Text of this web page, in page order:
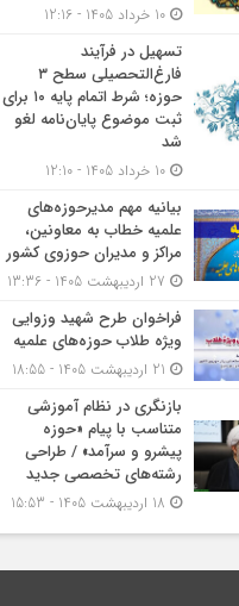
تسهیل در فرآیند
فارغ‌التحصیلی سطح ۳
حوزه؛ شرط اتمام پایه ۱۰ برای
ثبت موضوع پایان‌نامه لغو
شد
بیانیه مهم مدیرحوزه‌های
علمیه خطاب به معاونین،
مراکز و مدیران حوزوی کشور
فراخوان طرح شهید وزوایی
ویژه طلاب حوزه‌های علمیه
بازنگری در نظام آموزشی
متناسب با پیام «حوزه
پیشرو و سرآمد» / طراحی
رشته‌های تخصصی جدید